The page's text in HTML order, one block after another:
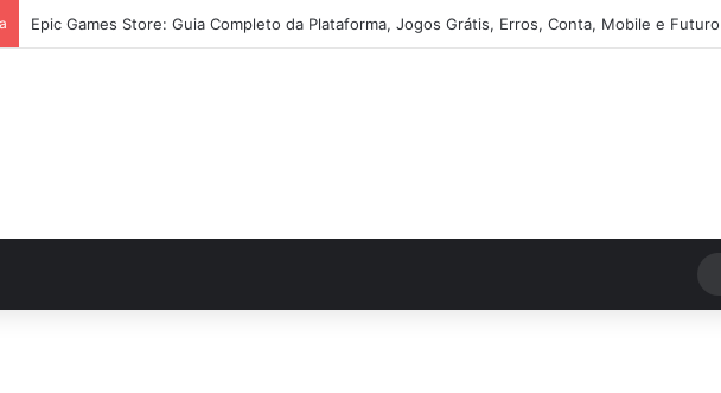
Epic Games Store: Guia Completo da Plataforma, Jogos Grátis, Erros, Conta, Mobile e Futuro